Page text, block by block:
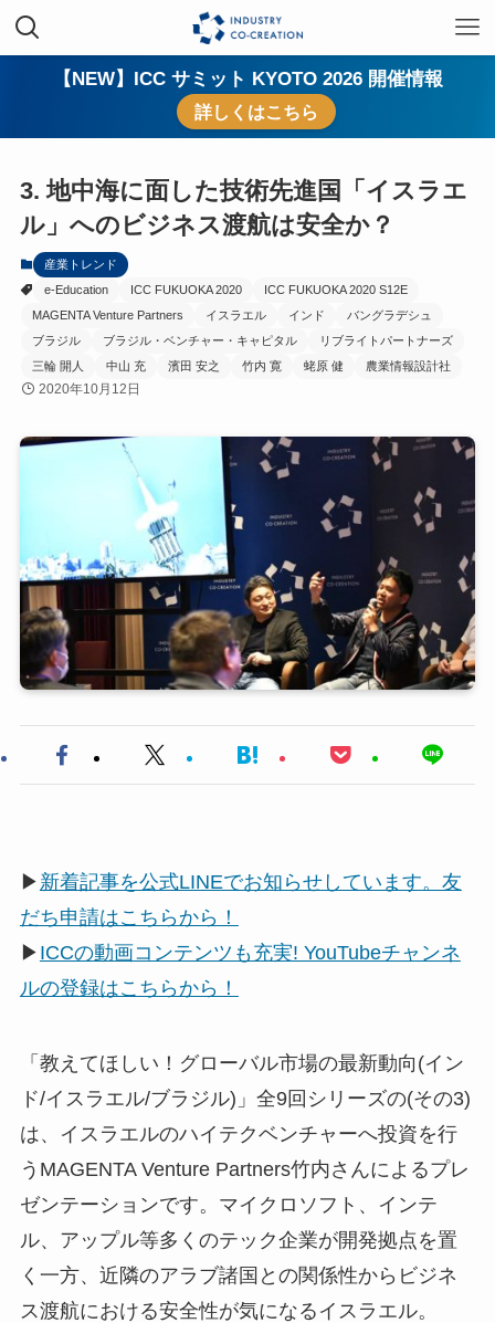
【NEW】ICC サミット KYOTO 2026 開催情報
詳しくはこちら
3. 地中海に面した技術先進国「イスラエ
ル」へのビジネス渡航は安全か？
産業トレンド
e-Education
ICC FUKUOKA 2020
ICC FUKUOKA 2020 S12E
MAGENTA Venture Partners
イスラエル インド
バングラデシュ
ブラジル
ブラジル・ベンチャー・キャピタル
リブライトパートナーズ
三輪 開人
中山 充 濱田 安之 竹内 寛 蛯原 健 農業情報設計社
2020年10月12日
▶ 新着記事を公式LINEでお知らせしています。友
だち申請はこちらから！
▶ ICCの動画コンテンツも充実! YouTubeチャンネ
ルの登録はこちらから！
「教えてほしい！グローバル市場の最新動向(イン
ド/イスラエル/ブラジル)」全9回シリーズの(その3)
は、イスラエルのハイテクベンチャーへ投資を行
うMAGENTA Venture Partners竹内さんによるプレ
ゼンテーションです。マイクロソフト、インテ
ル、アップル等多くのテック企業が開発拠点を置
く一方、近隣のアラブ諸国との関係性からビジネ
ス渡航における安全性が気になるイスラエル。